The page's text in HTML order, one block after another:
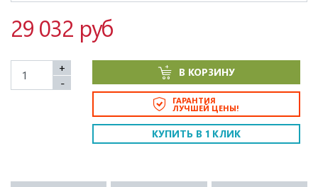
29 032 руб
+
-
В КОРЗИНУ
ГАРАНТИЯ
ЛУЧШЕЙ ЦЕНЫ!
КУПИТЬ В 1 КЛИК